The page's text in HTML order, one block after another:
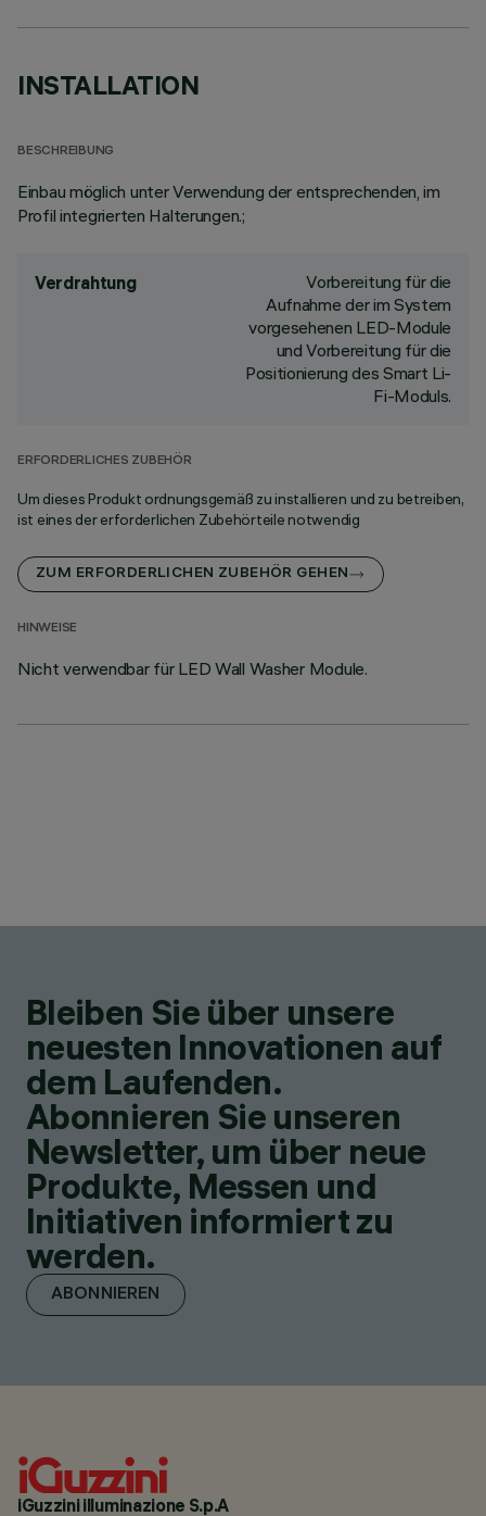
INSTALLATION
BESCHREIBUNG
Einbau möglich unter Verwendung der entsprechenden, im
Profil integrierten Halterungen.;
Verdrahtung
Vorbereitung für die
Aufnahme der im System
vorgesehenen LED-Module
und Vorbereitung für die
Positionierung des Smart Li-
Fi-Moduls.
ERFORDERLICHES ZUBEHÖR
Um dieses Produkt ordnungsgemäß zu installieren und zu betreiben,
ist eines der erforderlichen Zubehörteile notwendig
ZUM ERFORDERLICHEN ZUBEHÖR GEHEN
HINWEISE
Nicht verwendbar für LED Wall Washer Module.
Bleiben Sie über unsere
neuesten Innovationen auf
dem Laufenden.
Abonnieren Sie unseren
Newsletter, um über neue
Produkte, Messen und
Initiativen informiert zu
werden.
ABONNIEREN
iGuzzini illuminazione S.p.A